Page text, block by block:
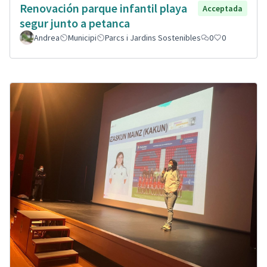
Renovación parque infantil playa
segur junto a petanca
Acceptada
Andrea Municipi Parcs i Jardins Sostenibles 0 0